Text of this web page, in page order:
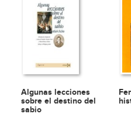
Algunas lecciones
sobre el destino del
sabio